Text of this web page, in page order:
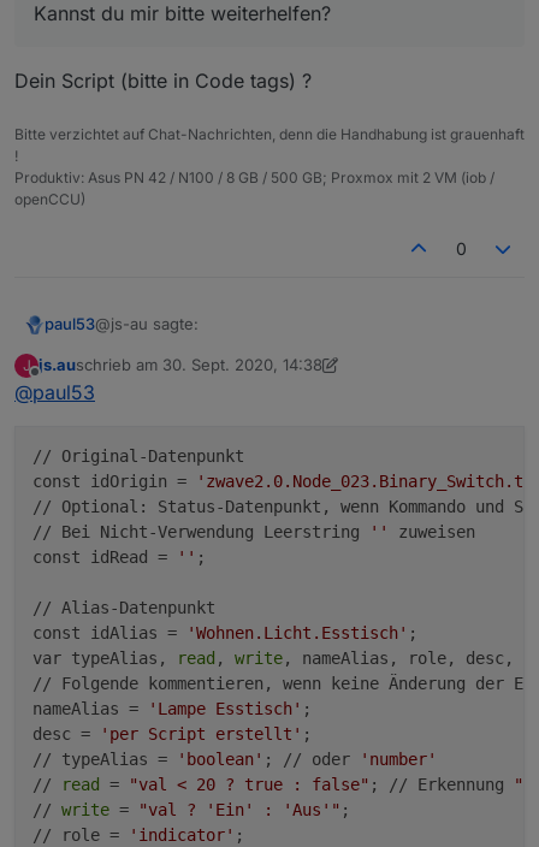
Ich habe schon alles versucht, aber komme nicht weiter.
Kannst du mir bitte weiterhelfen?
Dein Script (bitte in Code tags) ?
Bitte verzichtet auf Chat-Nachrichten, denn die Handhabung ist grauenhaft
!
Produktiv: Asus PN 42 / N100 / 8 GB / 500 GB; Proxmox mit 2 VM (iob /
openCCU)
0
paul53@js-au sagte:
Dein Script (bitte in Code tags) ?
J
Offline
js.auschrieb am 30. Sept. 2020, 14:38
zuletzt editiert von Homoran
@paul53
// Original-Datenpunkt
const idOrigin =
// Optional: Status-Datenpunkt, wenn Kommando und
// Bei Nicht-Verwendung Leerstring
''
zuweisen
const idRead =
'' ;
// Alias-Datenpunkt
const idAlias =
'Wohnen.Licht.Esstisch' ;
var typeAlias,
read , write, nameAlias, role, desc,
// Folgende kommentieren, wenn keine Änderung der
nameAlias =
'Lampe Esstisch' ;
desc =
'per Script erstellt' ;
// typeAlias =
'boolean' ; // oder
'number'
//
read = "val < 20 ? true : false" ; // Erkennung
// write = "val ? 'Ein' : 'Aus'" ;
// role =
'indicator' ;